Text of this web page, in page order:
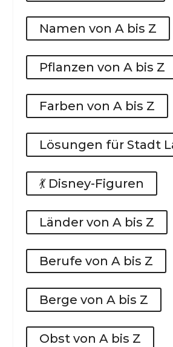
Namen von A bis Z
Pflanzen von A bis Z
Farben von A bis Z
Lösungen für Stadt
💃 Disney-Figuren
Länder von A bis Z
Berufe von A bis Z
Berge von A bis Z
Obst von A bis Z